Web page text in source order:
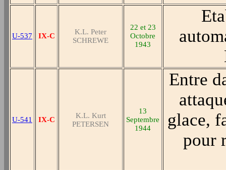
U-537 IX-C
K.L. Peter
SCHREWE
22 et 23
Octobre
1943
U-541 IX-C
K.L. Kurt
PETERSEN
13
Septembre
1944
Entre
glace,
pour